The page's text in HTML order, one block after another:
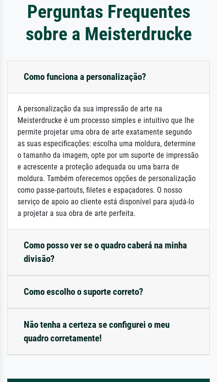
Perguntas Frequentes
sobre a Meisterdrucke
Como funciona a personalização?
A personalização da sua impressão de arte na
Meisterdrucke é um processo simples e intuitivo que lhe
permite projetar uma obra de arte exatamente segundo
as suas especificações: escolha uma moldura, determine
o tamanho da imagem, opte por um suporte de impressão
e acrescente a proteção adequada ou uma barra de
moldura. Também oferecemos opções de personalização
como passe-partouts, filetes e espaçadores. O nosso
serviço de apoio ao cliente está disponível para ajudá-lo
a projetar a sua obra de arte perfeita.
Como posso ver se o quadro caberá na minha
divisão?
Como escolho o suporte correto?
Não tenha a certeza se configurei o meu
quadro corretamente!